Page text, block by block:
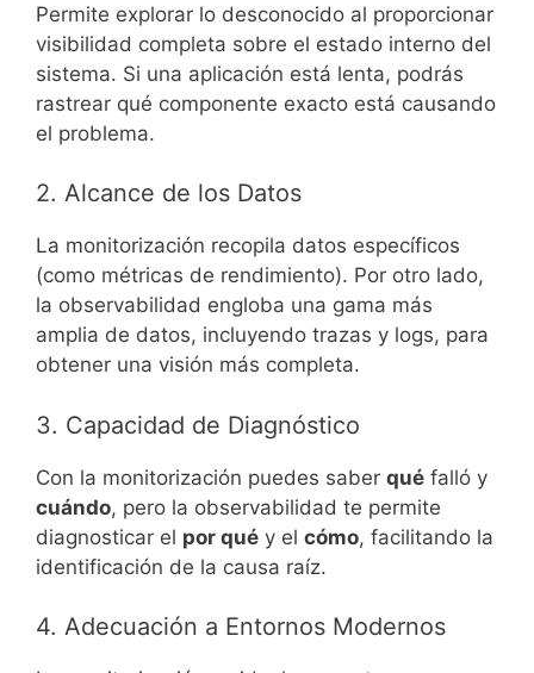
Permite explorar lo desconocido al proporcionar
visibilidad completa sobre el estado interno del
sistema. Si una aplicación está lenta, podrás
rastrear qué componente exacto está causando
el problema.
2. Alcance de los Datos
La monitorización recopila datos específicos
(como métricas de rendimiento). Por otro lado,
la observabilidad engloba una gama más
amplia de datos, incluyendo trazas y logs, para
obtener una visión más completa.
3. Capacidad de Diagnóstico
Con la monitorización puedes saber qué falló y
cuándo, pero la observabilidad te permite
diagnosticar el por qué y el cómo, facilitando la
identificación de la causa raíz.
4. Adecuación a Entornos Modernos